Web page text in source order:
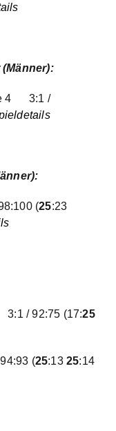
4 3:1 /
(25:23
/ 92:75 (17:25
(25:1325:14